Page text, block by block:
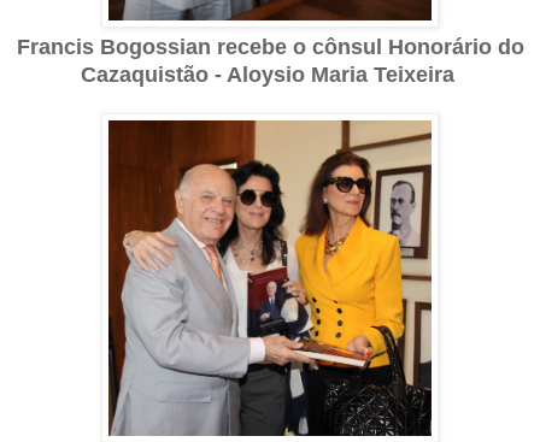
Francis Bogossian recebe o cônsul Honorário do
Cazaquistão - Aloysio Maria Teixeira